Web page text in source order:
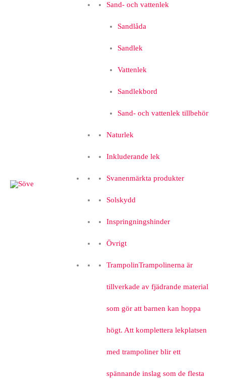
Sand- och vattenlek
Sandlåda
Sandlek
Vattenlek
Sandlekbord
Sand- och vattenlek tillbehör
Naturlek
Inkluderande lek
Svanenmärkta produkter
Solskydd
Inspringningshinder
Övrigt
TrampolinTrampolinerna är
tillverkade av fjädrande material
som gör att barnen kan hoppa
högt. Att komplettera lekplatsen
med trampoliner blir ett
spännande inslag som de flesta